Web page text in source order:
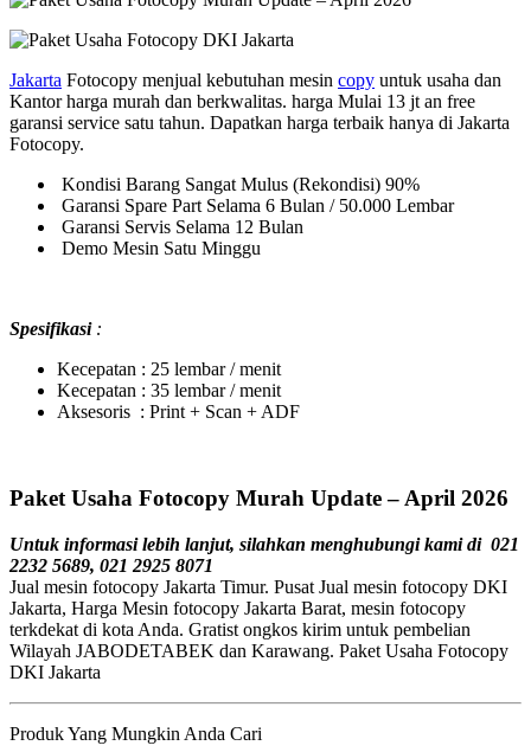
Jakarta Fotocopy menjual kebutuhan mesin copy untuk usaha dan
Kantor harga murah dan berkwalitas. harga Mulai 13 jt an free
garansi service satu tahun. Dapatkan harga terbaik hanya di Jakarta
Fotocopy.
Kondisi Barang Sangat Mulus (Rekondisi) 90%
Garansi Spare Part Selama 6 Bulan / 50.000 Lembar
Garansi Servis Selama 12 Bulan
Demo Mesin Satu Minggu
Spesifikasi:
Kecepatan : 25 lembar / menit
Kecepatan : 35 lembar / menit
Aksesoris : Print + Scan + ADF
Paket Usaha Fotocopy Murah Update – April 2026
Untuk informasi lebih lanjut, silahkan menghubungi kami di 021
2232 5689, 021 2925 8071
Jual mesin fotocopy Jakarta Timur. Pusat Jual mesin fotocopy DKI
Jakarta, Harga Mesin fotocopy Jakarta Barat, mesin fotocopy
terkdekat di kota Anda. Gratist ongkos kirim untuk pembelian
Wilayah JABODETABEK dan Karawang. Paket Usaha Fotocopy
DKI Jakarta
Produk Yang Mungkin Anda Cari